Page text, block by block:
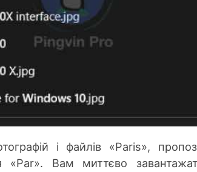
і файлів «Paris»,
«Par». Вам миттєво